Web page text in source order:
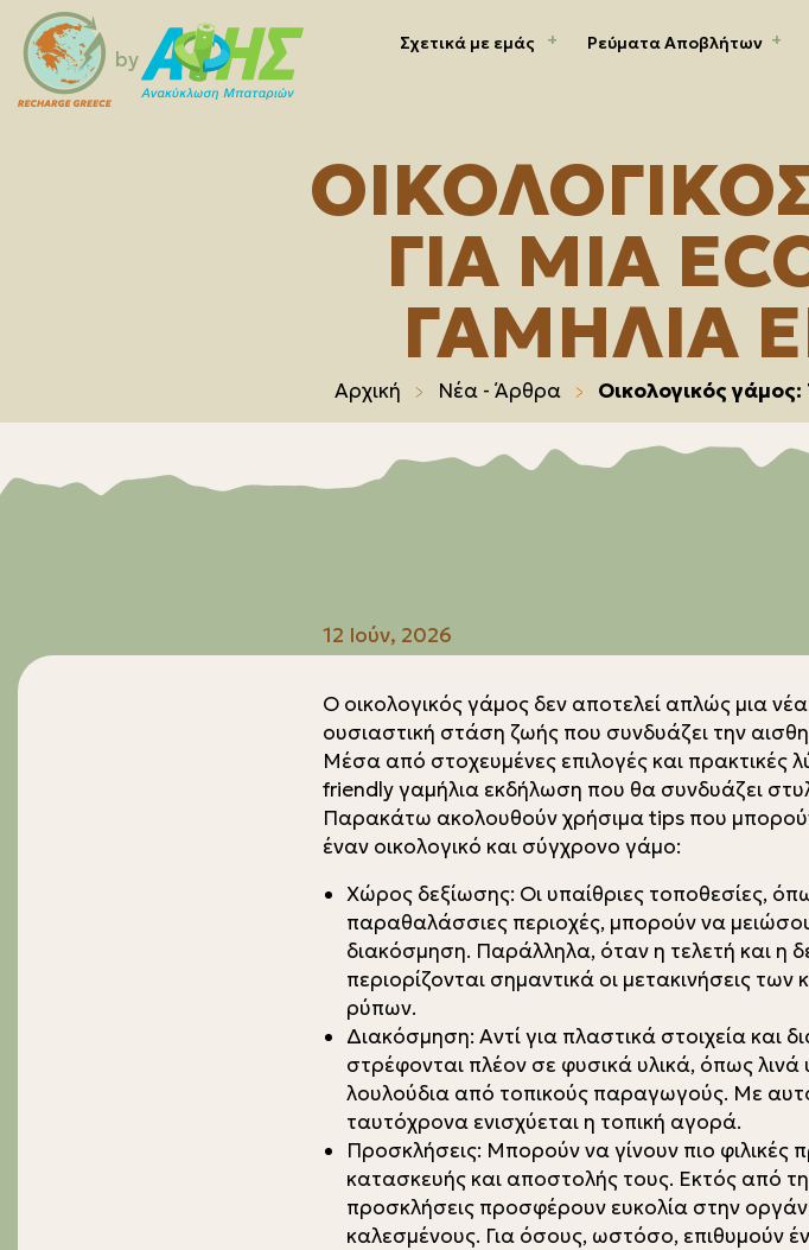
by
Σχετικά με εμάς Ρεύματα Αποβλήτων
ΓΙΑ ΜΙΑ
ΓΑΜΗΛΙΑ
Αρχική Νέα - Άρθρα Οικολογικός
12 Ιούν, 2026
Ο οικολογικός γάμος δεν αποτελεί απλώς μια
ουσιαστική στάση ζωής που συνδυάζει την
Μέσα από στοχευμένες επιλογές και πρακτικές
friendly γαμήλια εκδήλωση που θα συνδυάζει
Παρακάτω ακολουθούν χρήσιμα tips που
έναν οικολογικό και σύγχρονο γάμο:
Χώρος δεξίωσης: Οι υπαίθριες τοποθεσίες,
παραθαλάσσιες περιοχές, μπορούν να
διακόσμηση. Παράλληλα, όταν η τελετή και η
περιορίζονται σημαντικά οι μετακινήσεις
ρύπων.
Διακόσμηση: Αντί για πλαστικά στοιχεία και
στρέφονται πλέον σε φυσικά υλικά, όπως
λουλούδια από τοπικούς παραγωγούς. Με
ταυτόχρονα ενισχύεται η τοπική αγορά.
Προσκλήσεις: Μπορούν να γίνουν πιο
κατασκευής και αποστολής τους. Εκτός από
προσκλήσεις προσφέρουν ευκολία στην
καλεσμένους. Για όσους, ωστόσο, επιθυμούν